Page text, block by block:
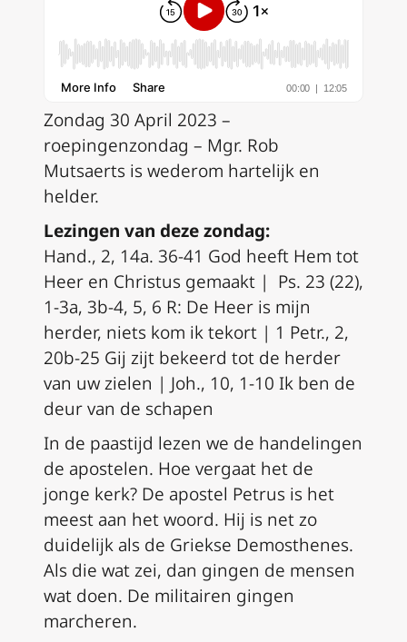
Zondag 30 April 2023 –
roepingenzondag – Mgr. Rob
Mutsaerts is wederom hartelijk en
helder.
Lezingen van deze zondag:
Hand., 2, 14a. 36-41 God heeft Hem tot
Heer en Christus gemaakt | Ps. 23 (22),
1-3a, 3b-4, 5, 6 R: De Heer is mijn
herder, niets kom ik tekort | 1 Petr., 2,
20b-25 Gij zijt bekeerd tot de herder
van uw zielen | Joh., 10, 1-10 Ik ben de
deur van de schapen
In de paastijd lezen we de handelingen
de apostelen. Hoe vergaat het de
jonge kerk? De apostel Petrus is het
meest aan het woord. Hij is net zo
duidelijk als de Griekse Demosthenes.
Als die wat zei, dan gingen de mensen
wat doen. De militairen gingen
marcheren.